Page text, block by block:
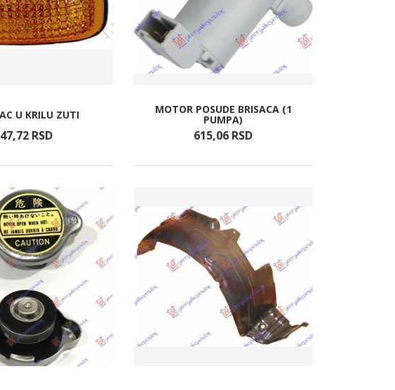
U KRILU ZUTI
72 RSD
MOTOR POSUDE BRISACA (1
PUMPA)
615,06 RSD